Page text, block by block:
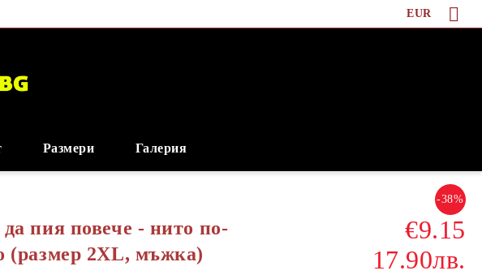
EUR
Размери Галерия
пия повече - нито по-
(размер 2XL, мъжка)
-38%
€9.15
17.90лв.